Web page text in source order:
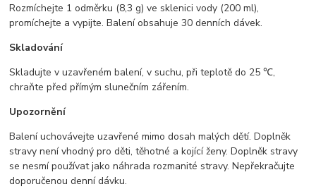
Rozmíchejte 1 odměrku (8,3 g) ve sklenici vody (200 ml),
promíchejte a vypijte. Balení obsahuje 30 denních dávek.
Skladování
Skladujte v uzavřeném balení, v suchu, při teplotě do 25 ℃,
chraňte před přímým slunečním zářením.
Upozornění
Balení uchovávejte uzavřené mimo dosah malých dětí. Doplněk
stravy není vhodný pro děti, těhotné a kojící ženy. Doplněk stravy
se nesmí používat jako náhrada rozmanité stravy. Nepřekračujte
doporučenou denní dávku.